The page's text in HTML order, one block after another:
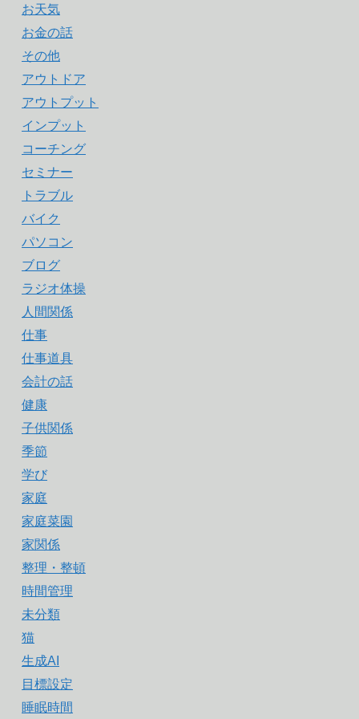
お天気
お金の話
その他
アウトドア
アウトプット
インプット
コーチング
セミナー
トラブル
バイク
パソコン
ブログ
ラジオ体操
人間関係
仕事
仕事道具
会計の話
健康
子供関係
季節
学び
家庭
家庭菜園
家関係
整理・整頓
時間管理
未分類
猫
生成AI
目標設定
睡眠時間